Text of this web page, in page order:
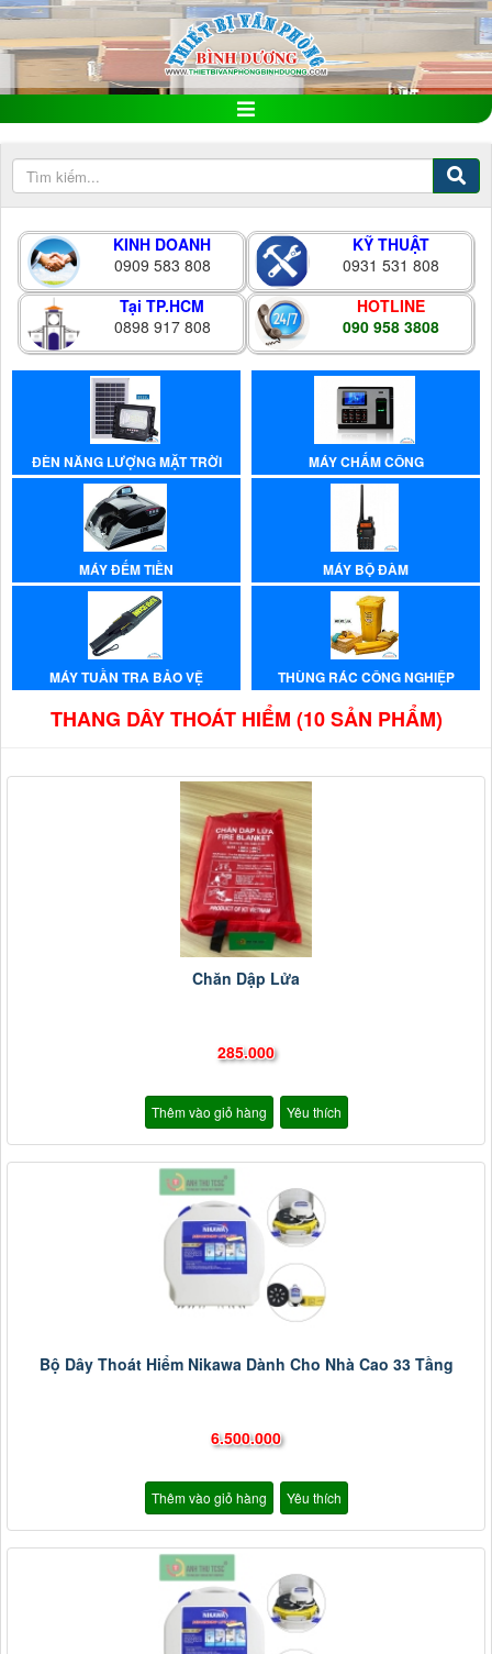
KINH DOANH
0909 583 808
KỸ THUẬT
0931 531 808
Tại TP.HCM
0898 917 808
HOTLINE
090 958 3808
ĐÈN NĂNG LƯỢNG MẶT TRỜI MÁY CHẤM CÔNG
MÁY ĐẾM TIỀN MÁY BỘ ĐÀM
MÁY TUẦN TRA BẢO VỆ THÙNG RÁC CÔNG NGHIỆP
THANG DÂY THOÁT HIỂM (10 SẢN PHẨM)
Chăn Dập Lửa
285.000
Thêm vào giỏ hàng Yêu thích
Bộ Dây Thoát Hiểm Nikawa Dành Cho Nhà Cao 33 Tầng
6.500.000
Thêm vào giỏ hàng Yêu thích